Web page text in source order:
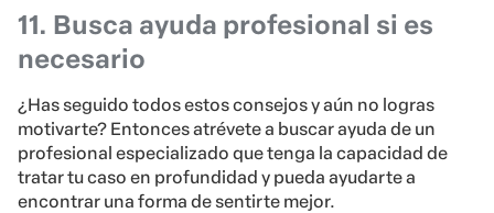
11. Busca ayuda profesional si es
necesario
¿Has seguido todos estos consejos y aún no logras
motivarte? Entonces atrévete a buscar ayuda de un
profesional especializado que tenga la capacidad de
tratar tu caso en profundidad y pueda ayudarte a
encontrar una forma de sentirte mejor.